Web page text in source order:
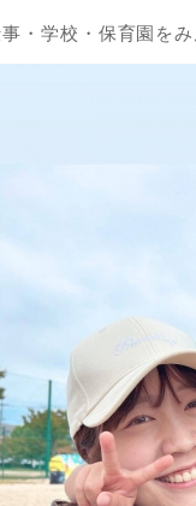
・学校・保育園を